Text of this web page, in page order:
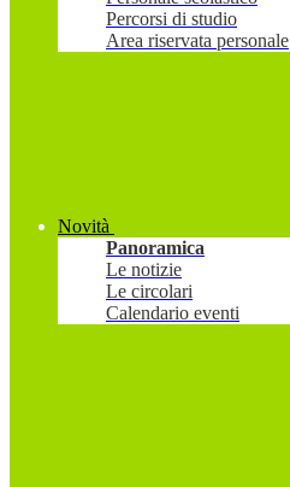
Percorsi di studio
Area riservata personale
Novità
Panoramica
Le notizie
Le circolari
Calendario eventi